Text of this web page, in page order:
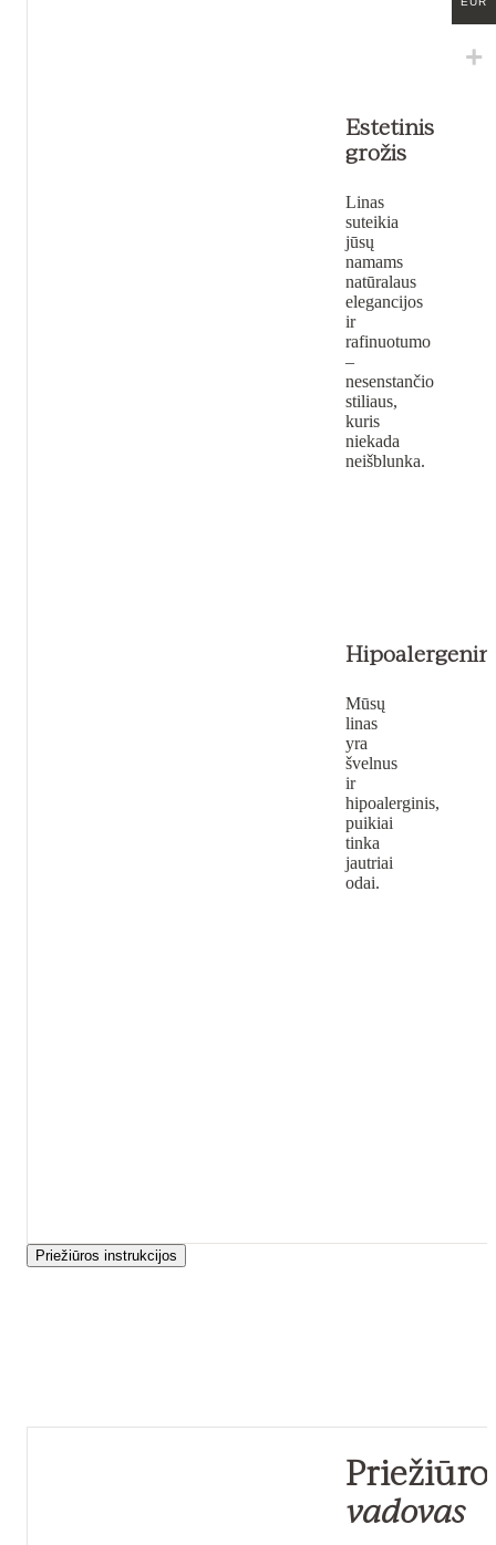
Estetinis
grožis
Linas
suteikia
jūsų
namams
natūralaus
elegancijos
ir
rafinuotumo
–
nesenstančio
stiliaus,
kuris
niekada
neišblunka.
Mūsų
linas
yra
švelnus
ir
hipoalerginis,
puikiai
tinka
jautriai
odai.
Priežiūros instrukcijos
vadovas